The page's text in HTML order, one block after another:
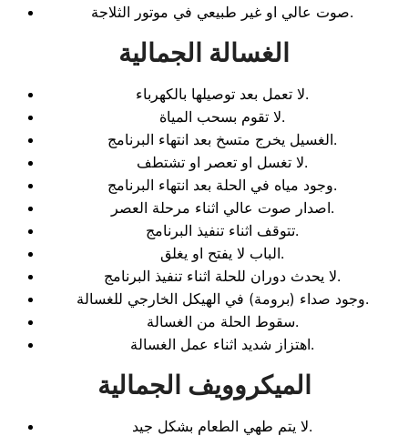
صوت عالي او غير طبيعي في موتور الثلاجة.
الغسالة الجمالية
لا تعمل بعد توصيلها بالكهرباء.
لا تقوم بسحب المياة.
الغسيل يخرج متسخ بعد انتهاء البرنامج.
لا تغسل او تعصر او تشتطف.
وجود مياه في الحلة بعد انتهاء البرنامج.
اصدار صوت عالي اثناء مرحلة العصر.
تتوقف اثناء تنفيذ البرنامج.
الباب لا يفتح او يغلق.
لا يحدث دوران للحلة اثناء تنفيذ البرنامج.
وجود صداء (برومة) في الهيكل الخارجي للغسالة.
سقوط الحلة من الغسالة.
اهتزاز شديد اثناء عمل الغسالة.
الميكروويف الجمالية
لا يتم طهي الطعام بشكل جيد.